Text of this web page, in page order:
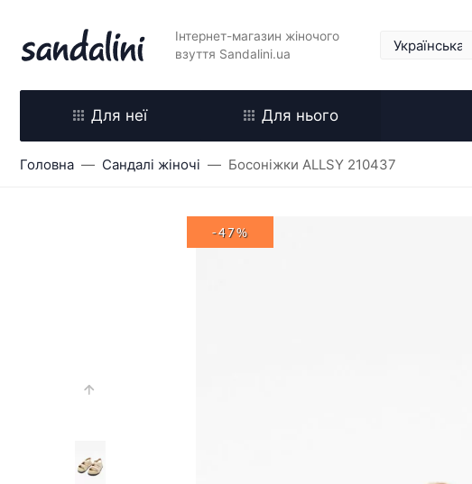
Інтернет-магазин жіночого
взуття Sandalini.ua
Для неї Для нього
Головна Сандалі жіночі Босоніжки ALLSY 210437
-47%